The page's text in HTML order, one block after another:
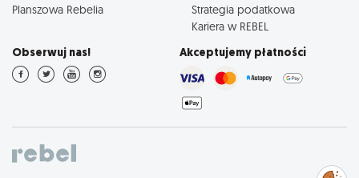
Planszowa Rebelia
Strategia podatkowa
Kariera w REBEL
Obserwuj nas! Akceptujemy płatności
Zarządzaj